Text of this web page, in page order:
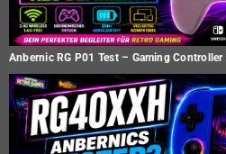
Anbernic RG P01 Test – Gaming